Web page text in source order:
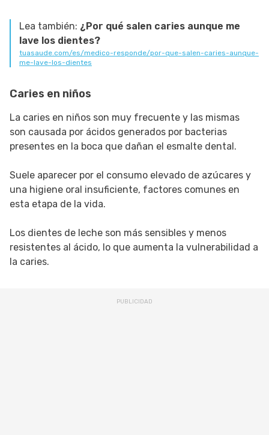
Lea también: ¿Por qué salen caries aunque me
lave los dientes?
tuasaude.com/es/medico-responde/por-que-salen-caries-aunque-
me-lave-los-dientes
Caries en niños
La caries en niños son muy frecuente y las mismas
son causada por ácidos generados por bacterias
presentes en la boca que dañan el esmalte dental.
Suele aparecer por el consumo elevado de azúcares y
una higiene oral insuficiente, factores comunes en
esta etapa de la vida.
Los dientes de leche son más sensibles y menos
resistentes al ácido, lo que aumenta la vulnerabilidad a
la caries.